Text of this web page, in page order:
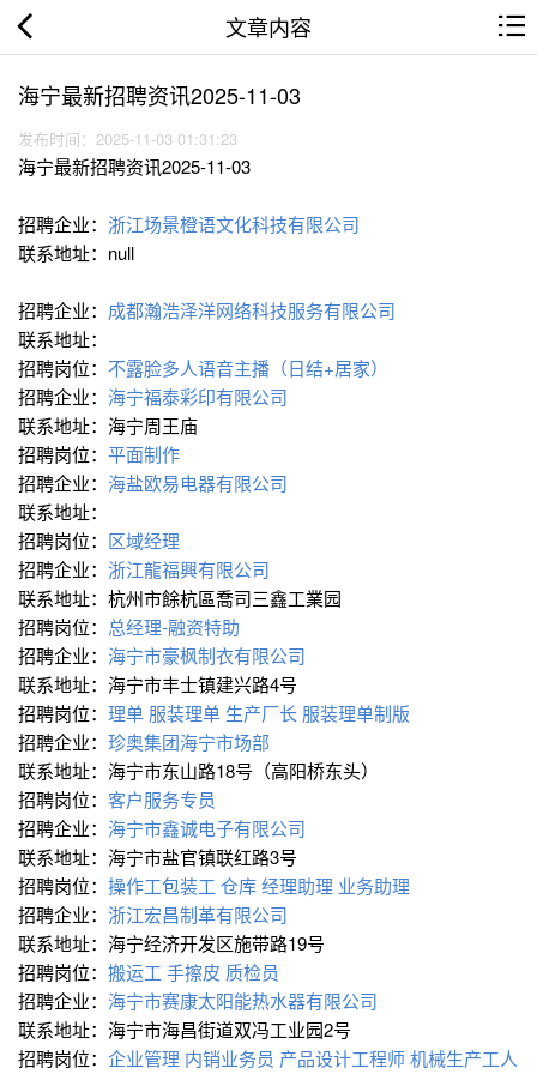
文章内容
海宁最新招聘资讯2025-11-03
发布时间：2025-11-03 01:31:23
海宁最新招聘资讯2025-11-03
招聘企业： 浙江场景橙语文化科技有限公司
联系地址：null
招聘企业： 成都瀚浩泽洋网络科技服务有限公司
联系地址：
招聘岗位： 不露脸多人语音主播（日结+居家）
招聘企业： 海宁福泰彩印有限公司
联系地址：海宁周王庙
招聘岗位： 平面制作
招聘企业： 海盐欧易电器有限公司
联系地址：
招聘岗位： 区域经理
招聘企业： 浙江龍福興有限公司
联系地址：杭州市餘杭區喬司三鑫工業园
招聘岗位： 总经理-融资特助
招聘企业： 海宁市豪枫制衣有限公司
联系地址：海宁市丰士镇建兴路4号
招聘岗位： 理单 服装理单 生产厂长 服装理单制版
招聘企业： 珍奥集团海宁市场部
联系地址：海宁市东山路18号（高阳桥东头）
招聘岗位： 客户服务专员
招聘企业： 海宁市鑫诚电子有限公司
联系地址：海宁市盐官镇联红路3号
招聘岗位： 操作工包装工 仓库经理助理 业务助理
招聘企业： 浙江宏昌制革有限公司
联系地址：海宁经济开发区施带路19号
招聘岗位： 搬运工 手擦皮 质检员
招聘企业： 海宁市赛康太阳能热水器有限公司
联系地址：海宁市海昌街道双冯工业园2号
招聘岗位： 企业管理 内销业务员 产品设计工程师机械生产工人